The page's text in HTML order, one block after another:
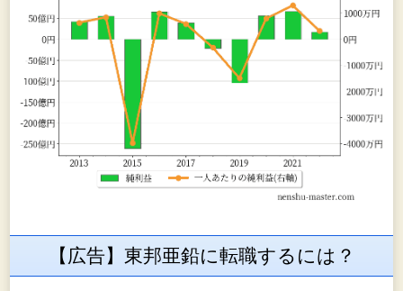
【広告】東邦亜鉛に転職するには？